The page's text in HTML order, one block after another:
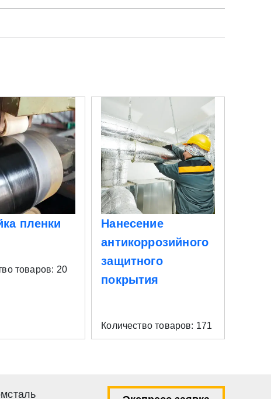
пленки
товаров: 20
Нанесение
антикоррозийного
защитного
покрытия
Количество товаров: 171
со статьей 9 Федерального закона от 27
e-mail или СМС